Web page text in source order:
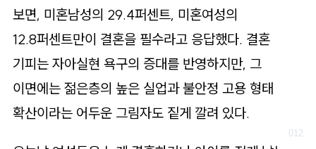
보면, 미혼남성의 29.4퍼센트, 미혼여성의
12.8퍼센트만이 결혼을 필수라고 응답했다. 결혼
기피는 자아실현 욕구의 증대를 반영하지만, 그
이면에는 젊은층의 높은 실업과 불안정 고용 형태
확산이라는 어두운 그림자도 짙게 깔려 있다.